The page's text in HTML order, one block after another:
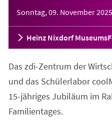
Sonntag, 09. November 2025
Heinz Nixdorf
Das zdi-Zentrum der
und das Schülerlabor
15-jähriges Jubiläum im
Familientages.